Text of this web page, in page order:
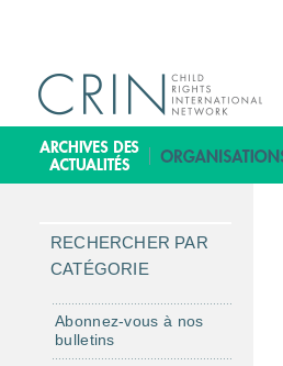
i
RECHERCHER PAR
CATÉGORIE
Abonnez-vous à nos
bulletins